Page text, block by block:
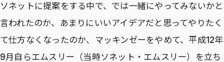
ソネットに提案をする中で、では一緒にやってみないかと
言われたのか、あまりにいいアイデアだと思ってやりたく
て仕方なくなったのか、マッキンゼーをやめて、平成12年
9月自らエムスリー（当時ソネット・エムスリー）を立ち